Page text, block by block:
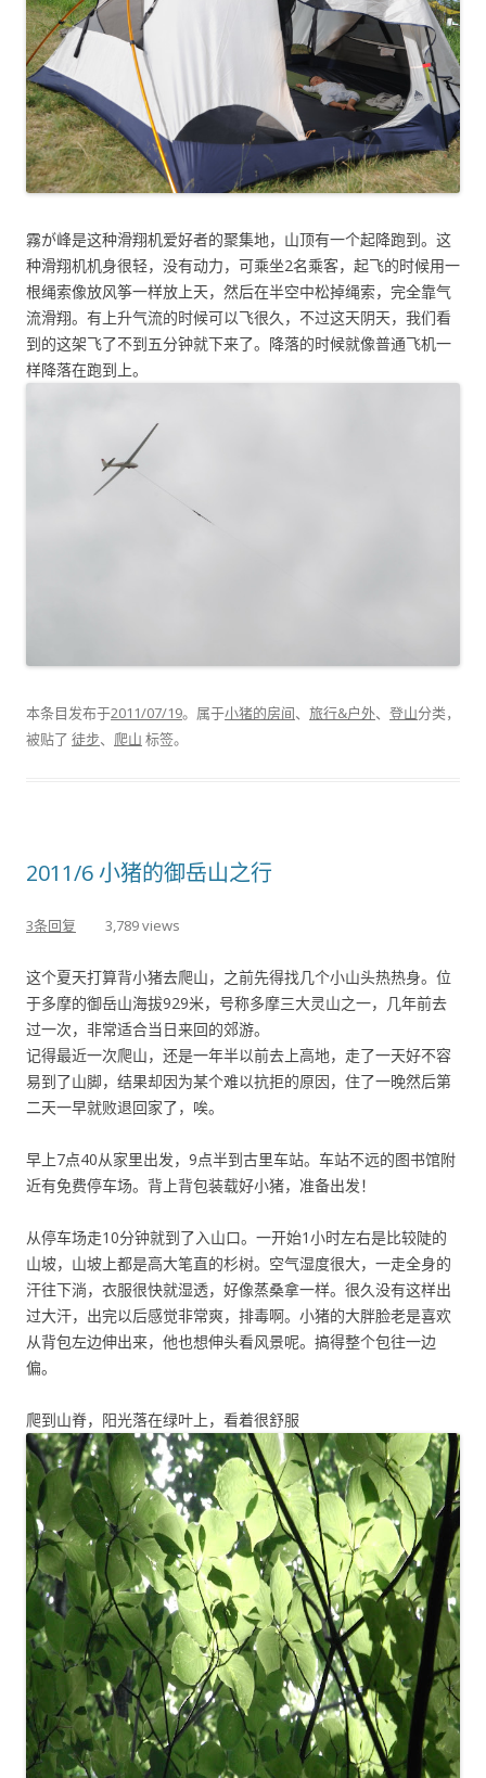
霧が峰是这种滑翔机爱好者的聚集地，山顶有一个起降跑到。这
种滑翔机机身很轻，没有动力，可乘坐2名乘客，起飞的时候用一
根绳索像放风筝一样放上天，然后在半空中松掉绳索，完全靠气
流滑翔。有上升气流的时候可以飞很久，不过这天阴天，我们看
到的这架飞了不到五分钟就下来了。降落的时候就像普通飞机一
样降落在跑到上。
本条目发布于2011/07/19。属于小猪的房间、 旅行&户外、 登山分类，
被贴了 徒步、 爬山 标签。
2011/6 小猪的御岳山之行
3条回复 3,789 views
这个夏天打算背小猪去爬山，之前先得找几个小山头热热身。位
于多摩的御岳山海拔929米，号称多摩三大灵山之一，几年前去
过一次，非常适合当日来回的郊游。
记得最近一次爬山，还是一年半以前去上高地，走了一天好不容
易到了山脚，结果却因为某个难以抗拒的原因，住了一晚然后第
二天一早就败退回家了，唉。
早上7点40从家里出发，9点半到古里车站。车站不远的图书馆附
近有免费停车场。背上背包装载好小猪，准备出发！
从停车场走10分钟就到了入山口。一开始1小时左右是比较陡的
山坡，山坡上都是高大笔直的杉树。空气湿度很大，一走全身的
汗往下淌，衣服很快就湿透，好像蒸桑拿一样。很久没有这样出
过大汗，出完以后感觉非常爽，排毒啊。小猪的大胖脸老是喜欢
从背包左边伸出来，他也想伸头看风景呢。搞得整个包往一边
偏。
爬到山脊，阳光落在绿叶上，看着很舒服